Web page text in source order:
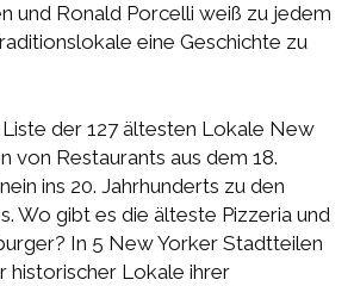
und Ronald Porcelli weiß zu jedem
eine Geschichte zu
der 127 ältesten Lokale New
von Restaurants aus dem 18.
ins 20. Jahrhunderts zu den
Wo gibt es die älteste Pizzeria und
In 5 New Yorker Stadtteilen
historischer Lokale ihrer